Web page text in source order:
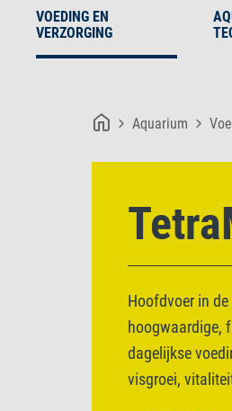
VOEDING EN
VERZORGING
Aquarium
Hoofdvoer in
hoogwaardige,
dagelijkse
visgroei,